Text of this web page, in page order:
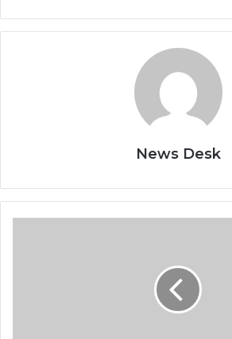
News Desk